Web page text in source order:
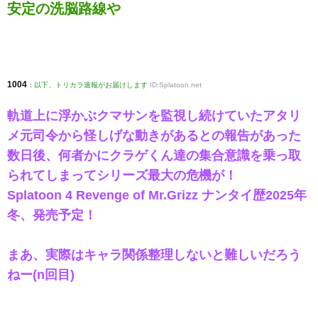
安定の洗脳路線や
1004 : 以下、トリカラ速報がお届けします ID:Splatoon.net
軌道上に浮かぶクマサンを監視し続けていたアタリ
メ元司令から怪しげな動きがあるとの報告があった
数日後、何者かにクラゲくん達の集合意識を乗っ取
られてしまってシリーズ最大の危機が！
Splatoon 4 Revenge of Mr.Grizz ナンタイ歴2025年
冬、発売予定！
まあ、実際はキャラ関係整理しないと難しいだろう
ねー(n回目)